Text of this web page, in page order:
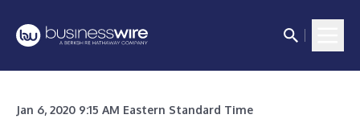
Jan 6, 2020 9:15 AM Eastern Standard Time